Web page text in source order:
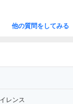
他の質問をしてみる
レンス